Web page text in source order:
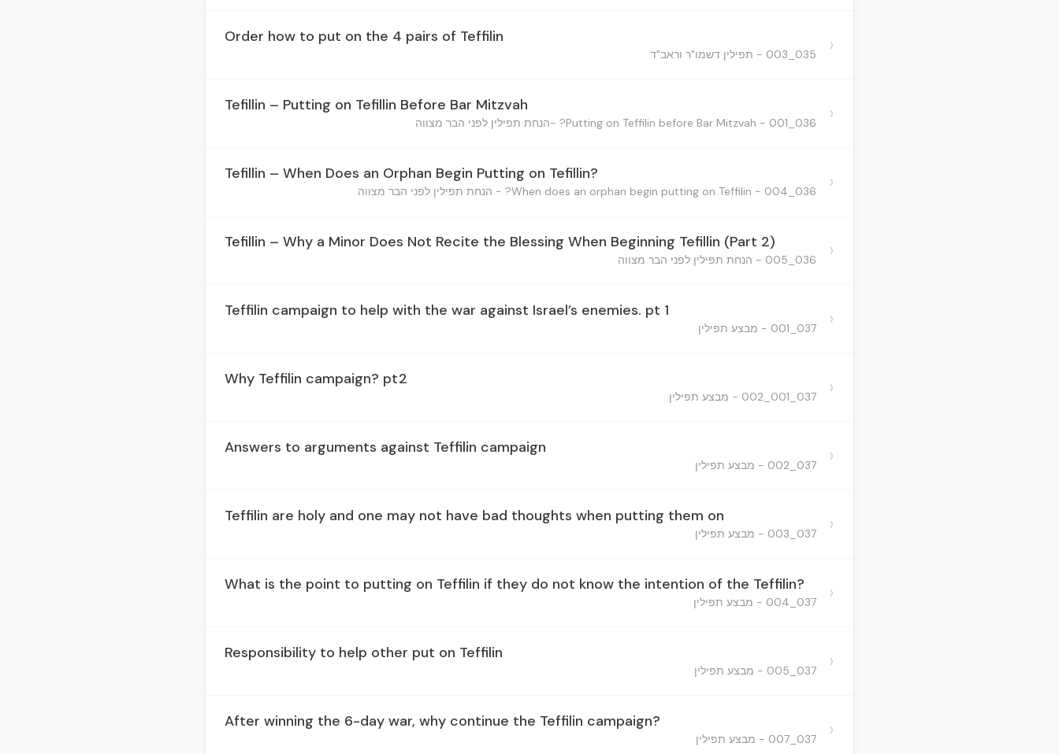
Order how to put on the 4 pairs of Teffilin
035_003 - תפילין דשמו"ר וראב"ד ›
Tefillin – Putting on Tefillin Before Bar Mitzvah
036_001 - Putting on Teffilin before Bar Mitzvah? -הנחת תפילין לפני הבר מצווה ›
Tefillin – When Does an Orphan Begin Putting on Tefillin?
036_004 - When does an orphan begin putting on Teffilin? - הנחת תפילין לפני הבר מצווה ›
Tefillin – Why a Minor Does Not Recite the Blessing When Beginning Tefillin (Part 2)
036_005 - הנחת תפילין לפני הבר מצווה ›
Teffilin campaign to help with the war against Israel’s enemies. pt 1
037_001 - מבצע תפילין ›
Why Teffilin campaign? pt2
037_001_002 - מבצע תפילין ›
Answers to arguments against Teffilin campaign
037_002 - מבצע תפילין ›
Teffilin are holy and one may not have bad thoughts when putting them on
037_003 - מבצע תפילין ›
What is the point to putting on Teffilin if they do not know the intention of the Teffilin?
037_004 - מבצע תפילין ›
Responsibility to help other put on Teffilin
037_005 - מבצע תפילין ›
After winning the 6-day war, why continue the Teffilin campaign?
037_007 - מבצע תפילין ›